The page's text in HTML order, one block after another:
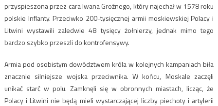
przyspieszona przez cara Iwana Groźnego, który najechał w 1578 roku
polskie Inflanty. Przeciwko 200-tysięcznej armii moskiewskiej Polacy i
Litwini wystawili zaledwie 48 tysięcy żołnierzy, jednak mimo tego
bardzo szybko przeszli do kontrofensywy.
Armia pod osobistym dowództwem króla w kolejnych kampaniach biła
znacznie silniejsze wojska przeciwnika. W końcu, Moskale zaczęli
unikać starć w polu. Zamknęli się w obronnych miastach, licząc, że
Polacy i Litwini nie będą mieli wystarczającej liczby piechoty i artylerii